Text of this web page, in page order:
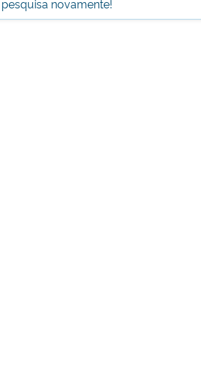
novamente!